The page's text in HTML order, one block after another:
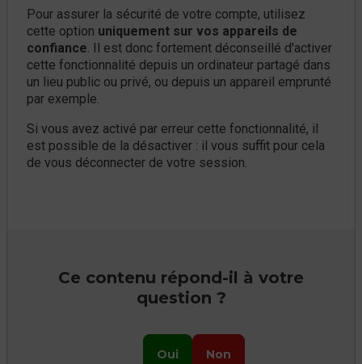
Pour assurer la sécurité de votre compte, utilisez
cette option uniquement sur vos appareils de
confiance. Il est donc fortement déconseillé d'activer
cette fonctionnalité depuis un ordinateur partagé dans
un lieu public ou privé, ou depuis un appareil emprunté
par exemple.
Si vous avez activé par erreur cette fonctionnalité, il
est possible de la désactiver : il vous suffit pour cela
de vous déconnecter de votre session.
Ce contenu répond-il à votre
question ?
Oui Non